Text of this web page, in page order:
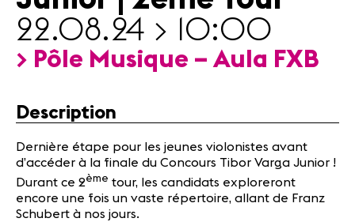
Actualités
Actualités
Médiation
Revue de
presse
22.08.24 > 10:00
> Pôle Musique – Aula FXB
Description
Dernière étape pour les jeunes violonistes avant
d’accéder à la finale du Concours Tibor Varga Junior !
Durant ce 2ème tour, les candidats exploreront
encore une fois un vaste répertoire, allant de Franz
Schubert à nos jours.